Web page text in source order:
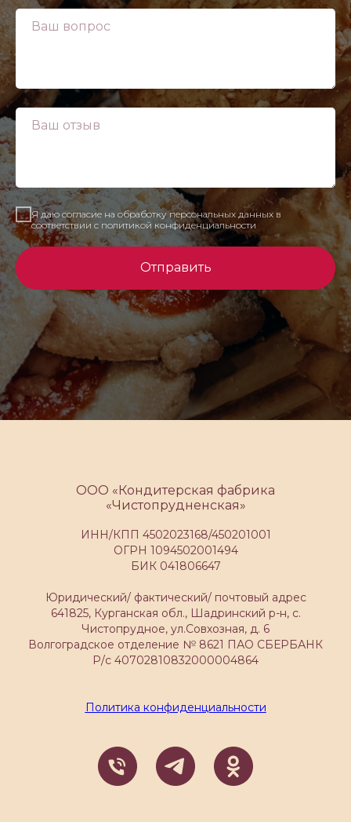
Я даю согласие на обработку персональных данных в
соответствии с политикой конфиденциальности
Отправить
ООО «Кондитерская фабрика
«Чистопрудненская»
ИНН/КПП 4502023168/450201001
ОГРН 1094502001494
БИК 041806647
Юридический/ фактический/ почтовый адрес
641825, Курганская обл., Шадринский р-н, с.
Чистопрудное, ул.Совхозная, д. 6
Волгоградское отделение № 8621 ПАО СБЕРБАНК
Р/с 40702810832000004864
Политика конфиденциальности